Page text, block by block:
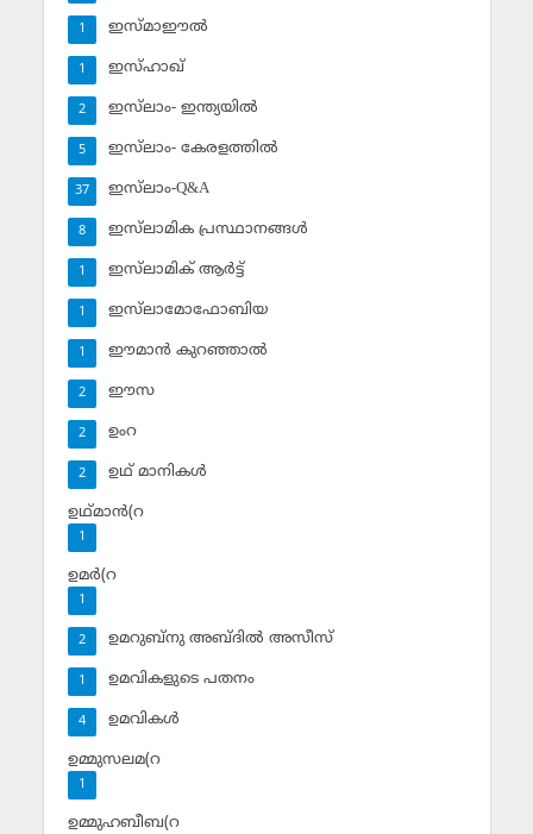
ഇസ്മാഈല്‍
1
ഇസ്ഹാഖ്‌
1
ഇസ്‌ലാം- ഇന്ത്യയില്‍
2
ഇസ്‌ലാം- കേരളത്തില്‍
5
ഇസ്‌ലാം-Q&A
37
ഇസ്‌ലാമിക പ്രസ്ഥാനങ്ങള്‍
8
ഇസ്‌ലാമിക് ആര്‍ട്ട്
1
ഇസ്‌ലാമോഫോബിയ
1
ഈമാന്‍ കുറഞ്ഞാല്‍
1
ഈസ
2
ഉംറ
2
ഉഥ് മാനികള്‍
2
ഉഥ്മാന്‍(റ
1
ഉമര്‍(റ
1
ഉമറുബ്‌നു അബ്ദില്‍ അസീസ്‌
2
ഉമവികളുടെ പതനം
1
ഉമവികള്‍
4
ഉമ്മുസലമ(റ
1
ഉമ്മുഹബീബ(റ